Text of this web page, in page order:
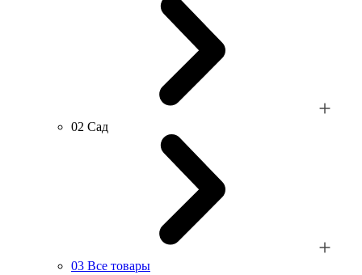
02 Сад
03 Все товары